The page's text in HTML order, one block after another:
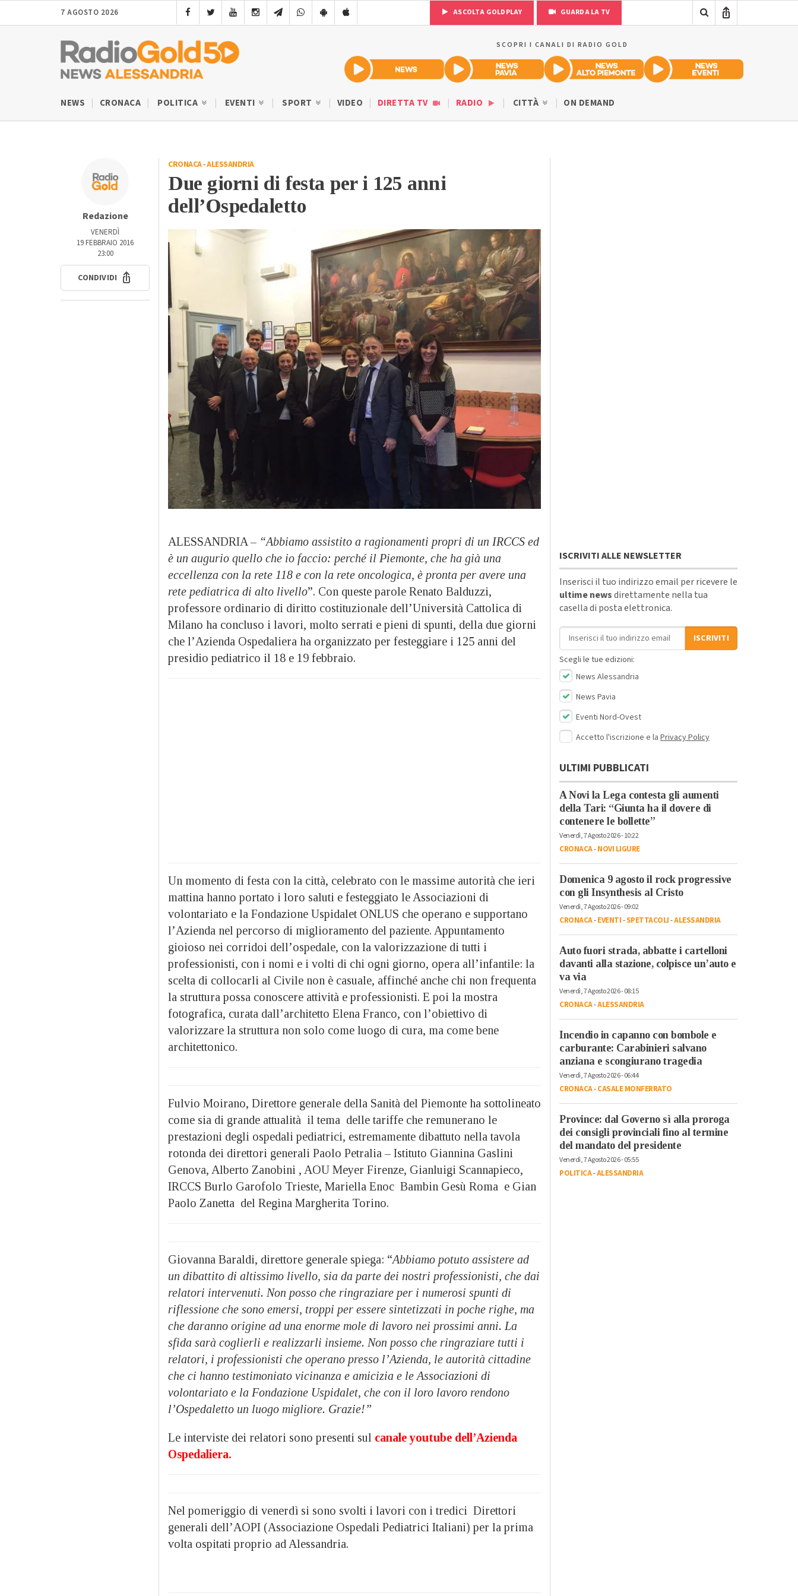
7 AGOSTO 2026 ASCOLTA GOLDPLAY GUARDA LA TV
SCOPRI I CANALI DI RADIO GOLD
NEWS CRONACA POLITICA EVENTI SPORT VIDEO DIRETTA TV RADIO CITTÀ ON DEMAND
Redazione
VENERDÌ
19 FEBBRAIO 2016
23:00
CONDIVIDI
CRONACA-ALESSANDRIA
Due giorni di festa per i 125 anni
dell’Ospedaletto
ALESSANDRIA – “Abbiamo assistito a ragionamenti propri di un IRCCS ed
è un augurio quello che io faccio: perché il Piemonte, che ha già una
eccellenza con la rete 118 e con la rete oncologica, è pronta per avere una
rete pediatrica di alto livello”. Con queste parole Renato Balduzzi,
professore ordinario di diritto costituzionale dell’Università Cattolica di
Milano ha concluso i lavori, molto serrati e pieni di spunti, della due giorni
che l’Azienda Ospedaliera ha organizzato per festeggiare i 125 anni del
presidio pediatrico il 18 e 19 febbraio.
Un momento di festa con la città, celebrato con le massime autorità che ieri
mattina hanno portato i loro saluti e festeggiato le Associazioni di
volontariato e la Fondazione Uspidalet ONLUS che operano e supportano
l’Azienda nel percorso di miglioramento del paziente. Appuntamento
gioioso nei corridoi dell’ospedale, con la valorizzazione di tutti i
professionisti, con i nomi e i volti di chi ogni giorno, opera all’infantile: la
scelta di collocarli al Civile non è casuale, affinché anche chi non frequenta
la struttura possa conoscere attività e professionisti. E poi la mostra
fotografica, curata dall’architetto Elena Franco, con l’obiettivo di
valorizzare la struttura non solo come luogo di cura, ma come bene
architettonico.
Fulvio Moirano, Direttore generale della Sanità del Piemonte ha sottolineato
come sia di grande attualità il tema delle tariffe che remunerano le
prestazioni degli ospedali pediatrici, estremamente dibattuto nella tavola
rotonda dei direttori generali Paolo Petralia – Istituto Giannina Gaslini
Genova, Alberto Zanobini , AOU Meyer Firenze, Gianluigi Scannapieco,
IRCCS Burlo Garofolo Trieste, Mariella Enoc Bambin Gesù Roma e Gian
Paolo Zanetta del Regina Margherita Torino.
Giovanna Baraldi, direttore generale spiega: “Abbiamo potuto assistere ad
un dibattito di altissimo livello, sia da parte dei nostri professionisti, che dai
relatori intervenuti. Non posso che ringraziare per i numerosi spunti di
riflessione che sono emersi, troppi per essere sintetizzati in poche righe, ma
che daranno origine ad una enorme mole di lavoro nei prossimi anni. La
sfida sarà coglierli e realizzarli insieme. Non posso che ringraziare tutti i
relatori, i professionisti che operano presso l’Azienda, le autorità cittadine
che ci hanno testimoniato vicinanza e amicizia e le Associazioni di
volontariato e la Fondazione Uspidalet, che con il loro lavoro rendono
l’Ospedaletto un luogo migliore. Grazie!”
Le interviste dei relatori sono presenti sul canale youtube dell’Azienda
Ospedaliera.
Nel pomeriggio di venerdì si sono svolti i lavori con i tredici Direttori
generali dell’AOPI (Associazione Ospedali Pediatrici Italiani) per la prima
volta ospitati proprio ad Alessandria.
ISCRIVITI ALLE NEWSLETTER
Inserisci il tuo indirizzo email per ricevere le
ultime newsdirettamente nella tua
casella di posta elettronica.
Indirizzo email
ISCRIVITI
Scegli le tue edizioni:
News Alessandria
News Pavia
Eventi Nord-Ovest
Accetto l'iscrizione e la Privacy Policy
ULTIMI PUBBLICATI
A Novi la Lega contesta gli aumenti
della Tari: “Giunta ha il dovere di
contenere le bollette”
Venerdì, 7 Agosto 2026 - 10:22
CRONACA-NOVI LIGURE
Domenica 9 agosto il rock progressive
con gli Insynthesis al Cristo
Venerdì, 7 Agosto 2026 - 09:02
CRONACA-EVENTI-SPETTACOLI-ALESSANDRIA
Auto fuori strada, abbatte i cartelloni
davanti alla stazione, colpisce un’auto e
va via
Venerdì, 7 Agosto 2026 - 08:15
CRONACA-ALESSANDRIA
Incendio in capanno con bombole e
carburante: Carabinieri salvano
anziana e scongiurano tragedia
Venerdì, 7 Agosto 2026 - 06:44
CRONACA-CASALE MONFERRATO
Province: dal Governo sì alla proroga
dei consigli provinciali fino al termine
del mandato del presidente
Venerdì, 7 Agosto 2026 - 05:55
POLITICA-ALESSANDRIA